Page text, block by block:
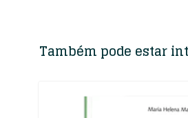
Também pode estar